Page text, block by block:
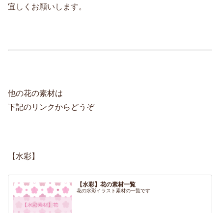
宜しくお願いします。
他の花の素材は
下記のリンクからどうぞ
【水彩】
【水彩】花の素材一覧
花の水彩イラスト素材の一覧です